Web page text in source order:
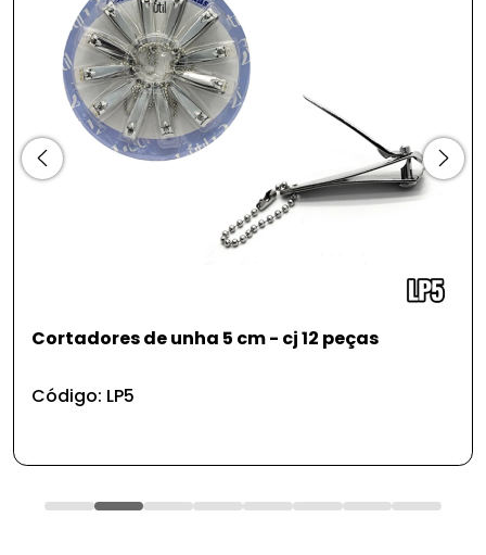
Cortadores de unha 5 cm - cj 12 peças
Código: LP5